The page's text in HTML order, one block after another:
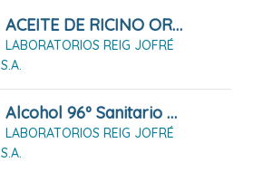
ACEITE DE RICINO ORRAVAN 25 G
LABORATORIOS REIG JOFRÉ
S.A.
Alcohol 96º Sanitario Reig Jofre Solución Cutánea
LABORATORIOS REIG JOFRÉ
S.A.